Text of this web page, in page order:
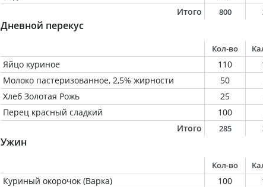
Итого
800
Дневной перекус
Кол-во
Яйцо куриное 110
Молоко пастеризованное, 2,5% жирности
50
Хлеб Золотая Рожь
25
Перец красный сладкий
100
Итого
285
Ужин
Кол-во
Куриный окорочок (Варка) 100